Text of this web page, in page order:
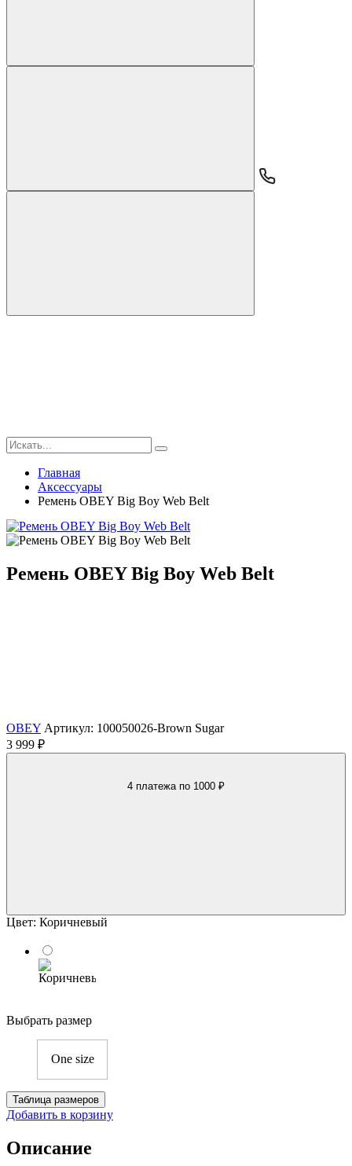
Главная
Аксессуары
Ремень OBEY Big Boy Web Belt
Ремень OBEY Big Boy Web Belt
OBEY Артикул: 100050026-Brown Sugar
3 999 ₽
4 платежа по 1000 ₽
Цвет: Коричневый
Выбрать размер
One size
Таблица размеров
Добавить в корзину
Описание